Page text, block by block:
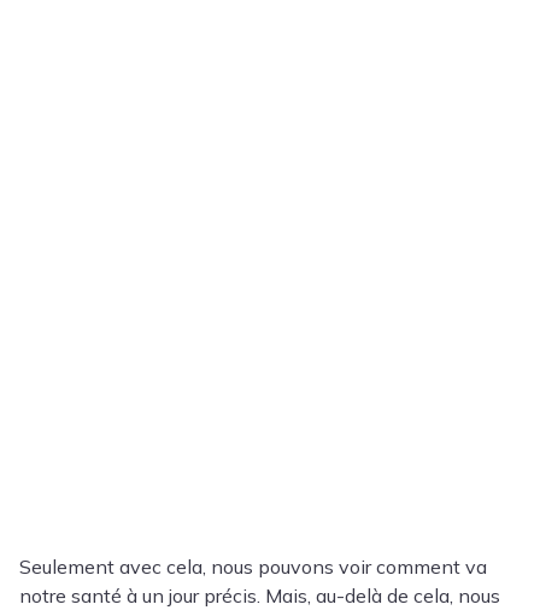
Seulement avec cela, nous pouvons voir comment va
notre santé à un jour précis. Mais, au-delà de cela, nous